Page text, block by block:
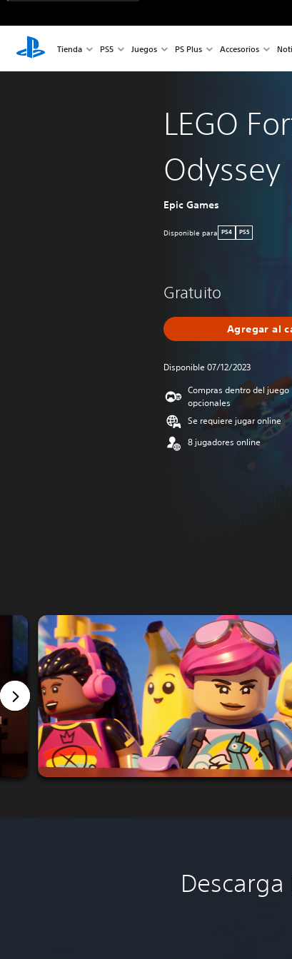
Tienda PS5 Juegos PS Plus Accesorios
LEGO
Odyssey
Epic Games
Disponible para PS4 PS5
Gratuito
Agregar al
Disponible 07/12/2023
Compras dentro del juego
opcionales
Se requiere jugar online
8 jugadores online
Descarga